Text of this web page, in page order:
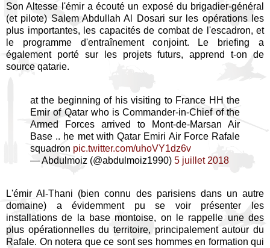
Son Altesse l'émir a écouté un exposé du brigadier-général
(et pilote) Salem Abdullah Al Dosari sur les opérations les
plus importantes, les capacités de combat de l'escadron, et
le programme d'entraînement conjoint. Le briefing a
également porté sur les projets futurs, apprend t-on de
source qatarie.
at the beginning of his visiting to France HH the
Emir of Qatar who is Commander-in-Chief of the
Armed Forces arrived to Mont-de-Marsan Air
Base .. he met with Qatar Emiri Air Force Rafale
squadron pic.twitter.com/uhoVY1dz6v
— Abdulmoiz (@abdulmoiz1990) 5 juillet 2018
L'émir Al-Thani (bien connu des parisiens dans un autre
domaine) a évidemment pu se voir présenter les
installations de la base montoise, on le rappelle une des
plus opérationnelles du territoire, principalement autour du
Rafale. On notera que ce sont ses hommes en formation qui